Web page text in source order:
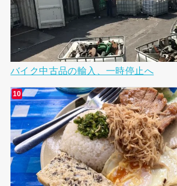
バイク中古品の輸入、一時停止へ